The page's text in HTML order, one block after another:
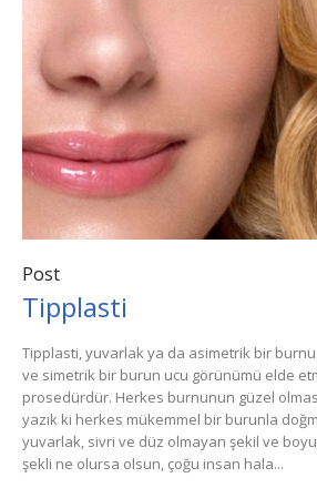
Post
Tipplasti
Tipplasti, yuvarlak ya da asimetrik bir
ve simetrik bir burun ucu görünümü elde
prosedürdür. Herkes burnunun güzel
yazık ki herkes mükemmel bir burunla
yuvarlak, sivri ve düz olmayan şekil ve
şekli ne olursa olsun, çoğu insan hala...